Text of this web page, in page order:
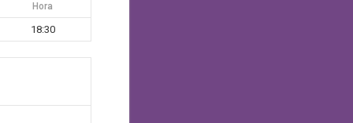
Hora
18:30